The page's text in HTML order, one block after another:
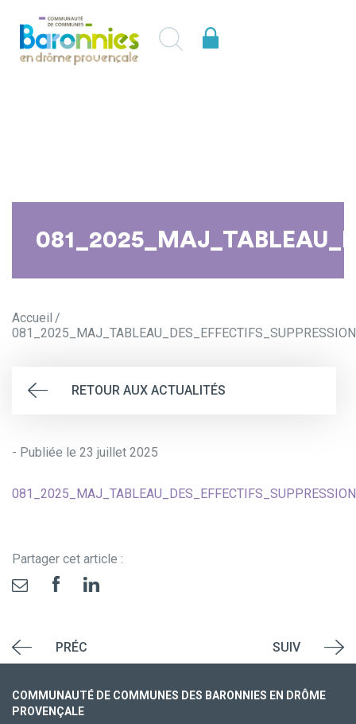
Accueil
RETOUR AUX ACTUALITÉS
- Publiée le 23 juillet 2025
Partager cet article :
PRÉC SUIV
COMMUNAUTÉ DE COMMUNES DES BARONNIES EN DRÔME
PROVENÇALE